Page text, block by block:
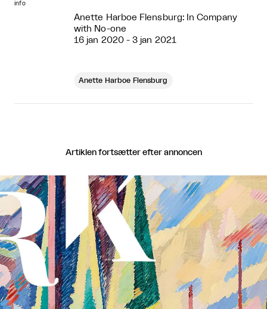
info
Anette Harboe Flensburg: In Company
with No-one
16 jan 2020 - 3 jan 2021
Anette Harboe Flensburg
Artiklen fortsætter efter annoncen